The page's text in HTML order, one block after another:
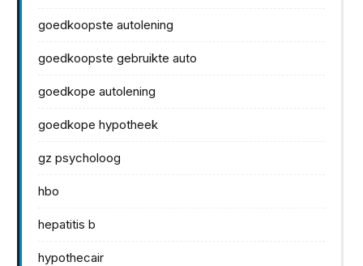
goedkoopste autolening
goedkoopste gebruikte auto
goedkope autolening
goedkope hypotheek
gz psycholoog
hbo
hepatitis b
hypothecair